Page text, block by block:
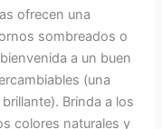
ofrecen una
sombreados o
a un buen
(una
Brinda a los
colores naturales y